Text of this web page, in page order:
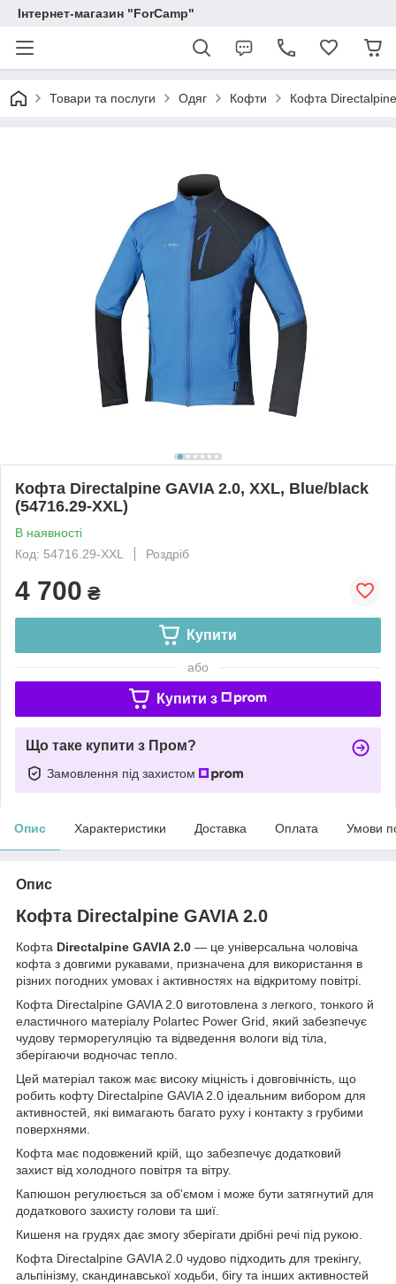
Інтернет-магазин "ForCamp"
Товари та послуги Одяг Кофти Кофта
Кофта Directalpine GAVIA 2.0, XXL, Blue/black
(54716.29-XXL)
В наявності
Код: 54716.29-XXL
Роздріб
4 700 ₴
Купити
або
Купити з
Що таке купити з Пром?
Замовлення під захистом
Опис Характеристики Доставка Оплата Умови
Опис
Кофта Directalpine GAVIA 2.0
Кофта Directalpine GAVIA 2.0 — це універсальна чоловіча
кофта з довгими рукавами, призначена для використання в
різних погодних умовах і активностях на відкритому повітрі.
Кофта Directalpine GAVIA 2.0 виготовлена з легкого, тонкого й
еластичного матеріалу Polartec Power Grid, який забезпечує
чудову терморегуляцію та відведення вологи від тіла,
зберігаючи водночас тепло.
Цей матеріал також має високу міцність і довговічність, що
робить кофту Directalpine GAVIA 2.0 ідеальним вибором для
активностей, які вимагають багато руху і контакту з грубими
поверхнями.
Кофта має подовжений крій, що забезпечує додатковий
захист від холодного повітря та вітру.
Капюшон регулюється за об'ємом і може бути затягнутий для
додаткового захисту голови та шиї.
Кишеня на грудях дає змогу зберігати дрібні речі під рукою.
Кофта Directalpine GAVIA 2.0 чудово підходить для трекінгу,
альпінізму, скандинавської ходьби, бігу та інших активностей